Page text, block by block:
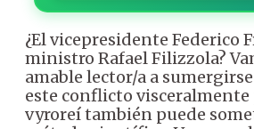
¿El vicepresidente Federico
ministro Rafael Filizzola?
amable lector/a a
este conflicto visceralmente
vyroreí también puede